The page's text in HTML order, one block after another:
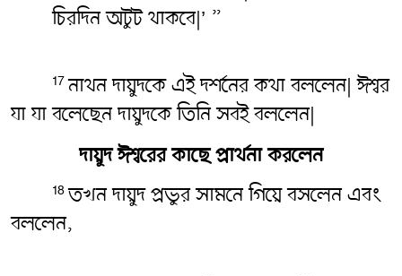
চিরদিন অটুট থাকবে|’ ”
17নাথন দায়ুদকে এই দর্শনের কথা বললেন| ঈশ্বর
যা যা বলেছেন দায়ুদকে তিনি সবই বললেন|
দায়ুদ ঈশ্বরের কাছে প্রার্থনা করলেন
18তখন দায়ুদ প্রভুর সামনে গিয়ে বসলেন এবং
বললেন,